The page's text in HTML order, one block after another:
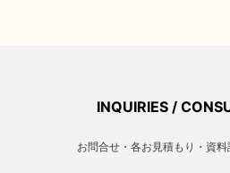
INQUIRIES /
お問合せ・各お見積もり・資